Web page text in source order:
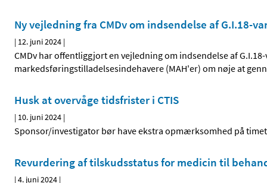
Ny vejledning fra CMDv om indsendelse af G.I.18-
| 12. juni 2024 |
CMDv har offentliggjort en vejledning om indsendelse af
markedsføringstilladelsesindehavere (MAH'er) om nøje at
Husk at overvåge tidsfrister i CTIS
| 10. juni 2024 |
Sponsor/investigator bør have ekstra opmærksomhed på
Revurdering af tilskudsstatus for medicin til
|4. juni 2024 |